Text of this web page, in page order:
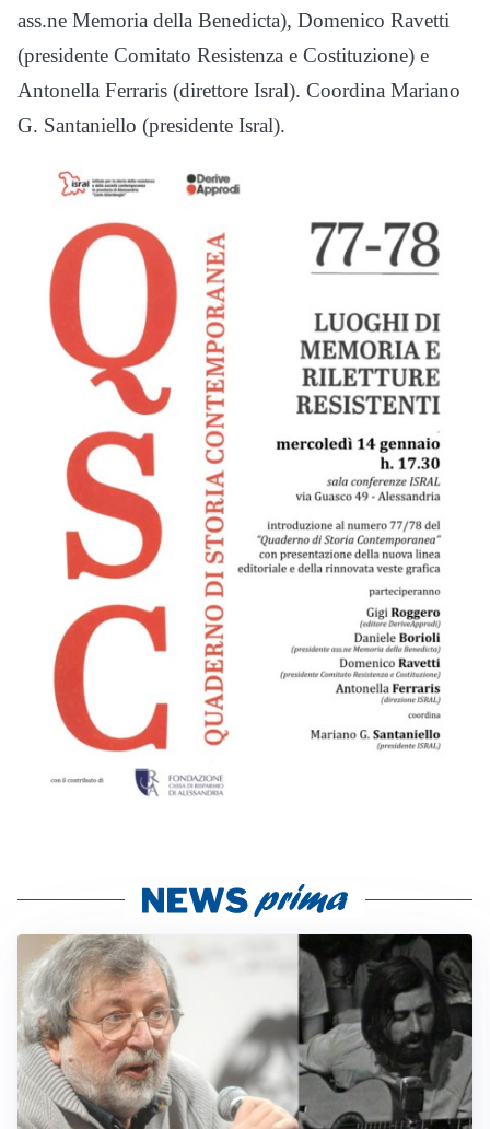
ass.ne Memoria della Benedicta), Domenico Ravetti
(presidente Comitato Resistenza e Costituzione) e
Antonella Ferraris (direttore Isral). Coordina Mariano
G. Santaniello (presidente Isral).